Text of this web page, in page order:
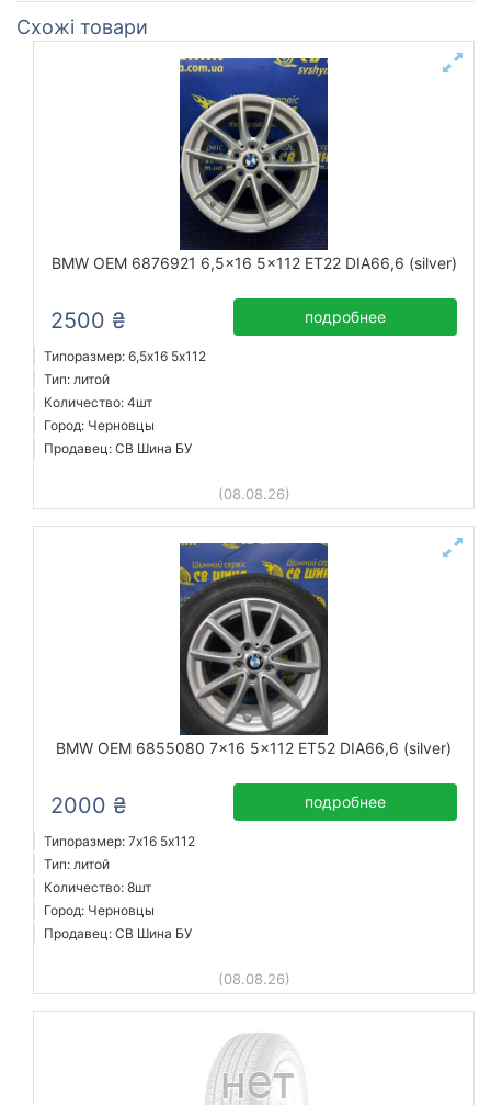
Схожі товари
BMW OEM 6876921 6,5x16 5x112 ET22 DIA66,6 (silver)
2500 ₴ подробнее
Типоразмер: 6,5x16 5х112
Тип: литой
Количество: 4шт
Город: Черновцы
Продавец: СВ Шина БУ
(08.08.26)
BMW OEM 6855080 7x16 5x112 ET52 DIA66,6 (silver)
2000 ₴ подробнее
Типоразмер: 7x16 5х112
Тип: литой
Количество: 8шт
Город: Черновцы
Продавец: СВ Шина БУ
(08.08.26)